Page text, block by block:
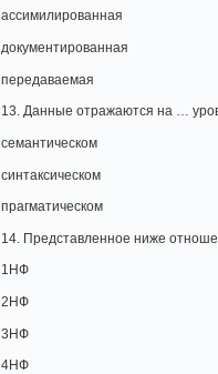
ассимилированная
документированная
передаваемая
13. Данные отражаются на …
семантическом
синтаксическом
прагматическом
14. Представленное ниже
1НФ
2НФ
3НФ
4НФ